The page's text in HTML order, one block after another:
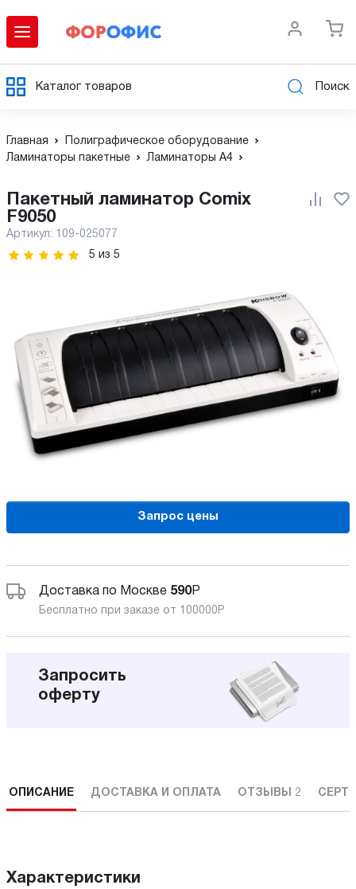
Каталог товаров Поиск
Главная
Полиграфическое оборудование
Ламинаторы пакетные
Ламинаторы А4
F9050
Артикул: 109-025077
5 из 5
Запрос цены
Доставка по Москве 590Р
Бесплатно при заказе от 100000 Р
Запросить
оферту
ОПИСАНИЕ ДОСТАВКА И ОПЛАТА ОТЗЫВЫ 2
Характеристики